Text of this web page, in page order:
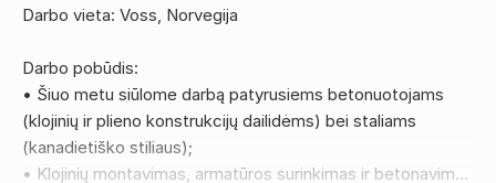
Darbo vieta: Voss, Norvegija
Darbo pobūdis:
• Šiuo metu siūlome darbą patyrusiems betonuotojams
(klojinių ir plieno konstrukcijų dailidėms) bei staliams
(kanadietiško stiliaus);
• Klojinių montavimas, armatūros surinkimas ir betonavimo